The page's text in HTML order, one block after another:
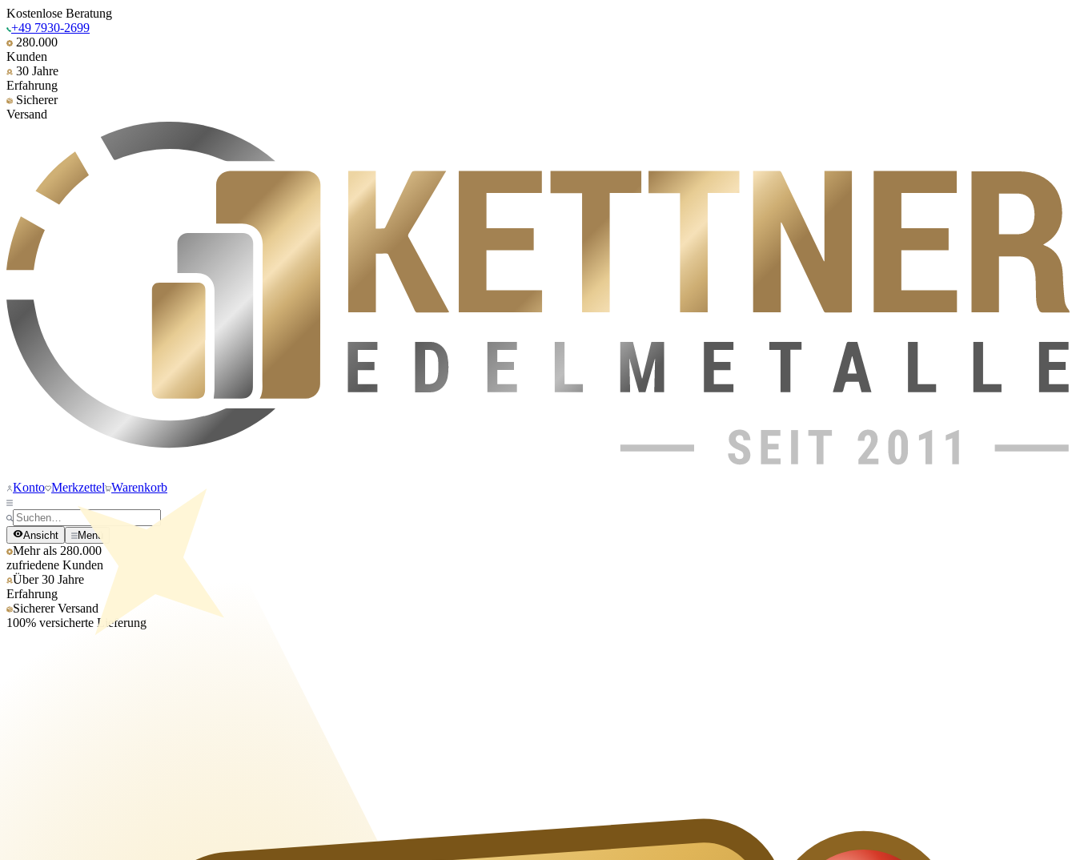
Kostenlose Beratung
+49 7930-2699
280.000
Kunden
30 Jahre
Erfahrung
Sicherer
Versand
Konto Merkzettel Warenkorb
Ansicht Menü
Mehr als 280.000
zufriedene Kunden
Über 30 Jahre
Erfahrung
Sicherer Versand
100% versicherte Lieferung